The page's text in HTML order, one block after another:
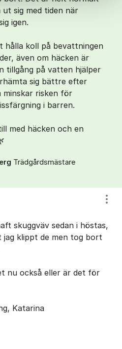
sig med tiden när
igen.
hålla koll på bevattningen
även om häcken är
tillgång på vatten hjälper
sig bättre efter
minskar risken för
i barren.
med häcken och en
Trädgårdsmästare
skuggväv sedan i höstas,
jag klippt de men tog bort
nu också eller är det för
Katarina